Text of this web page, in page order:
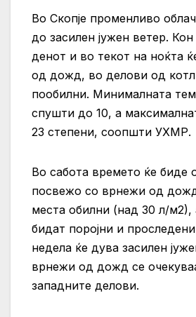
Во Скопје променливо
до засилен јужен ветер. Кон
денот и во текот на ноќта
од дожд, во делови од
пообилни. Минималната
спушти до 10, а
23 степени, соопшти УХМР.
Во сабота времето ќе биде
посвежо со врнежи од
места обилни (над 30 л/м2),
бидат поројни и
недела ќе дува засилен
врнежи од дожд се
западните делови.